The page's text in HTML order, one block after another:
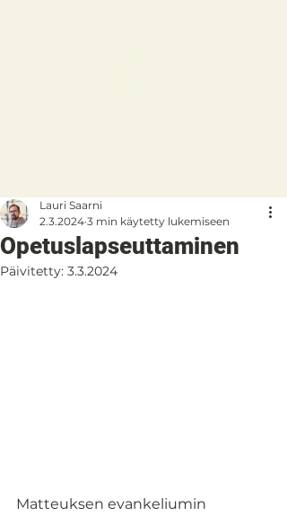
Opetuslapseuttaminen
Lauri Saarni
2.3.2024 3 min käytetty lukemiseen
Päivitetty: 3.3.2024
Matteuksen evankeliumin